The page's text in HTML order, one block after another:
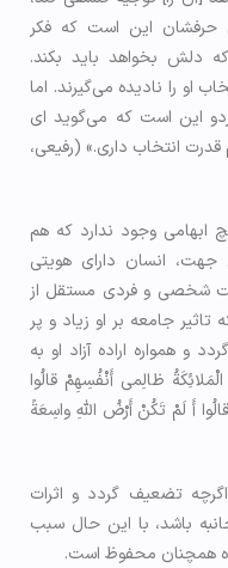
این است که فکر
دلش بخواهد باید بکند.
او را نادیده می‌گیرند. اما
این است که می‌گوید ای
قدرت انتخاب داری.» (رفیعی،
ابهامی وجود ندارد که هم
انسان دارای هویتی
شخصی و فردی مستقل از
جامعه بر او زیاد و پر
و همواره اراده‌ آزاد او به
ظالِمي‏ أَنْفُسِهِمْ قالُوا
أَ لَمْ تَكُنْ أَرْضُ اللَّهِ واسِعَةً
تضعیف گردد و اثرات
باشد، با این حال سبب
همچنان محفوظ است.